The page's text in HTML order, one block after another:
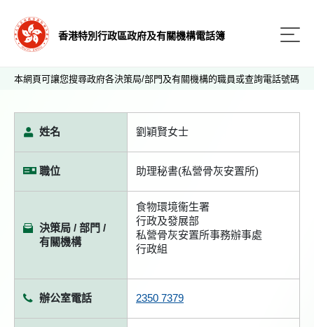
香港特別行政區政府及有關機構電話簿
本網頁可讓您搜尋政府各決策局/部門及有關機構的職員或查詢電話號碼
姓名 劉穎賢女士
職位 助理秘書(私營骨灰安置所)
決策局 / 部門 /
有關機構
食物環境衞生署
行政及發展部
私營骨灰安置所事務辦事處
行政組
辦公室電話 2350 7379